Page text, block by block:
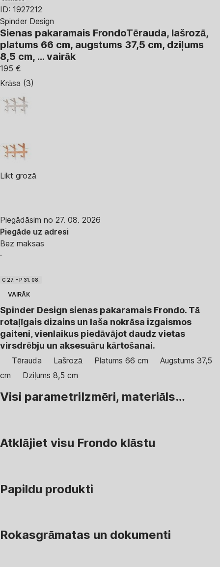
ID: 1927212
Spinder Design
Sienas pakaramais FrondoTērauda, lašrozā,
platums 66 cm, augstums 37,5 cm, dziļums
8,5 cm, … vairāk
195 €
Krāsa (3)
Likt grozā
Piegādāsim no 27. 08. 2026
Piegāde uz adresi
Bez maksas
·
C 27. – P 31. 08.
VAIRĀK
Spinder Design sienas pakaramais Frondo. Tā
rotaļīgais dizains un laša nokrāsa izgaismos
gaiteni, vienlaikus piedāvājot daudz vietas
virsdrēbju un aksesuāru kārtošanai.
Tērauda Lašrozā Platums 66 cm
Augstums 37,5
cm
Dziļums 8,5 cm
Visi parametriIzmēri, materiāls…
Atklājiet visu Frondo klāstu
Papildu produkti
Rokasgrāmatas un dokumenti